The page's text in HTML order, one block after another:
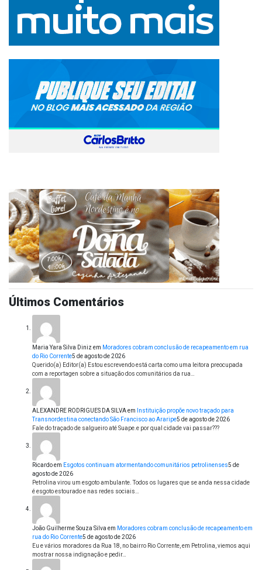
Últimos Comentários
Maria Yara Silva Diniz em Moradores cobram conclusão de recapeamento em rua
do Rio Corrente5 de agosto de 2026
Querido(a) Editor(a) Estou escrevendo está carta como uma leitora preocupada
com a reportagen sobre a situação dos comunitários da rua…
ALEXANDRE RODRIGUES DA SILVAem
Instituição propõe novo traçado para
Transnordestina conectando São Francisco ao Araripe5 de agosto de 2026
Fale do traçado de salgueiro até Suape.e por qual cidade vai passar???
Ricardoem Esgotos continuam atormentando comunitários petrolinenses5 de
agosto de 2026
Petrolina virou um esgoto ambulante. Todos os lugares que se anda nessa cidade
é esgoto estourado e nas redes sociais…
João Guilherme Souza Silva em Moradores cobram conclusão de recapeamento em
rua do Rio Corrente5 de agosto de 2026
Eu e vários moradores da Rua 18, no bairro Rio Corrente, em Petrolina, viemos aqui
mostrar nossa indignação e pedir…